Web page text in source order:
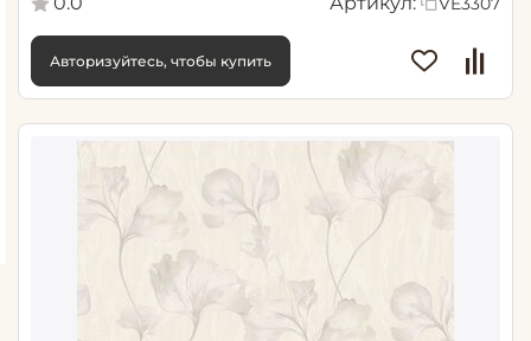
Авторизуйтесь, чтобы купить